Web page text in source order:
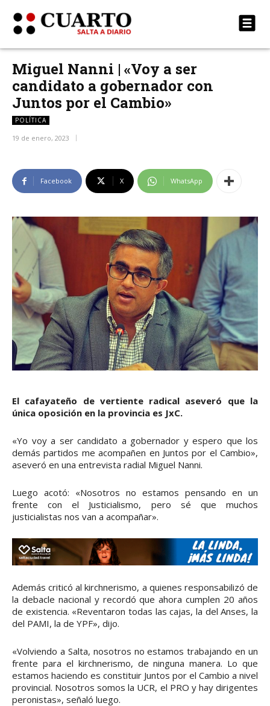
Miguel Nanni | «Voy a ser
candidato a gobernador con
Juntos por el Cambio»
POLÍTICA
19 de enero, 2023
Facebook X WhatsApp
El cafayateño de vertiente radical aseveró que la
única oposición en la provincia es JxC.
«Yo voy a ser candidato a gobernador y espero que los
demás partidos me acompañen en Juntos por el Cambio»,
aseveró en una entrevista radial Miguel Nanni.
Luego acotó: «Nosotros no estamos pensando en un
frente con el Justicialismo, pero sé que muchos
justicialistas nos van a acompañar».
Además criticó al kirchnerismo, a quienes responsabilizó de
la debacle nacional y recordó que ahora cumplen 20 años
de existencia. «Reventaron todas las cajas, la del Anses, la
del PAMI, la de YPF», dijo.
«Volviendo a Salta, nosotros no estamos trabajando en un
frente para el kirchnerismo, de ninguna manera. Lo que
estamos haciendo es constituir Juntos por el Cambio a nivel
provincial. Nosotros somos la UCR, el PRO y hay dirigentes
peronistas», señaló luego.